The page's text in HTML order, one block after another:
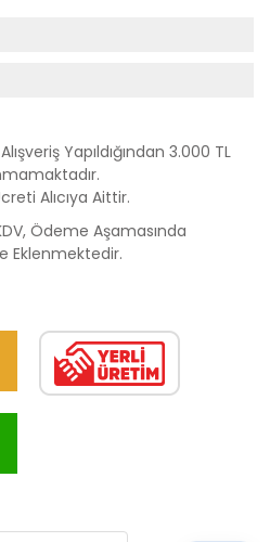
Yapıldığından 3.000 TL
Alıcıya Aittir.
Ödeme Aşamasında
Eklenmektedir.